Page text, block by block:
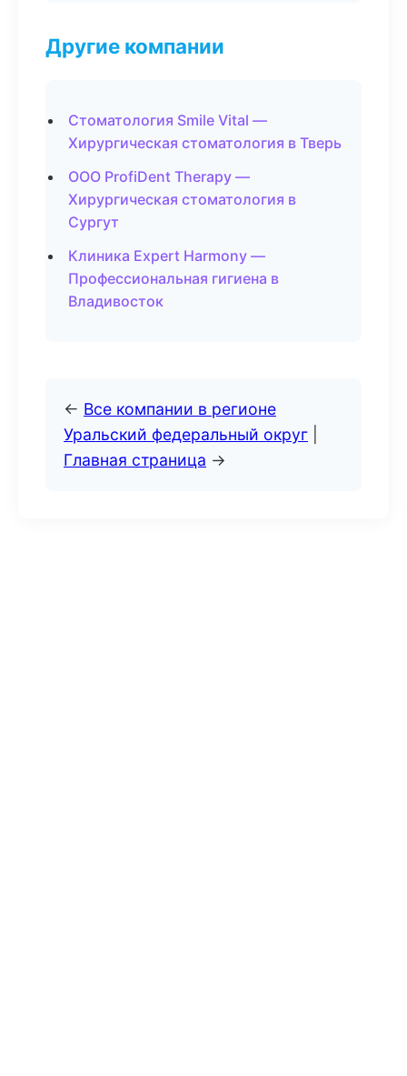
Другие компании
Стоматология Smile Vital —
Хирургическая стоматология в Тверь
ООО ProfiDent Therapy —
Хирургическая стоматология в
Сургут
Клиника Expert Harmony —
Профессиональная гигиена в
Владивосток
← Все компании в регионе
Уральский федеральный округ
Главная страница →